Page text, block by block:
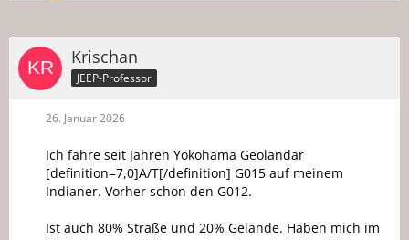
Krischan
JEEP-Professor
26. Januar 2026
Ich fahre seit Jahren Yokohama Geolandar
[definition=7,0]A/T[/definition] G015 auf meinem
Indianer. Vorher schon den G012.
Ist auch 80% Straße und 20% Gelände. Haben mich im